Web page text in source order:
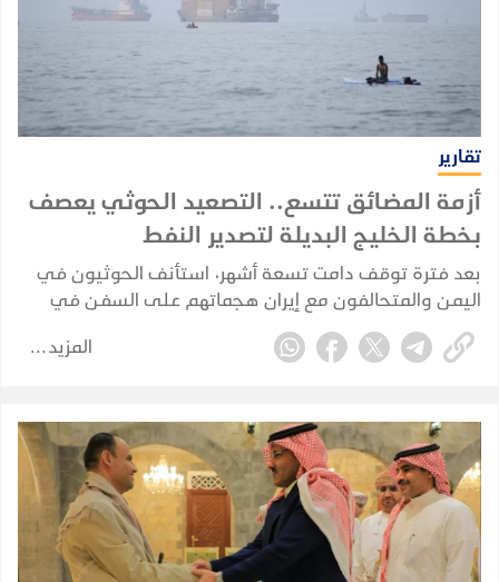
تقارير
أزمة المضائق تتسع.. التصعيد الحوثي يعصف
بخطة الخليج البديلة لتصدير النفط
بعد فترة توقف دامت تسعة أشهر، استأنف الحوثيون في
اليمن والمتحالفون مع إيران هجماتهم على السفن في
خصمهم القديم، المملكة العربية السعودية.
المزيد